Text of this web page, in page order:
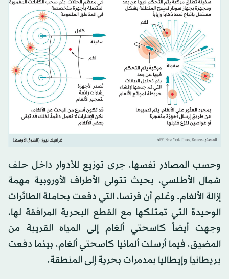
وحسب المصادر نفسها، جرى توزيع للأدوار داخل حلف
شمال الأطلسي، بحيث تتولى الأطراف الأوروبية مهمة
إزالة الألغام. وعُلم أن فرنسا، التي دفعت بحاملة الطائرات
الوحيدة التي تمتلكها مع القطع البحرية المرافقة لها،
وجهت أيضاً كاسحتي ألغام إلى المياه القريبة من
المضيق، فيما أرسلت ألمانيا كاسحتي ألغام، بينما دفعت
بريطانيا وإيطاليا بمدمرات بحرية إلى المنطقة.